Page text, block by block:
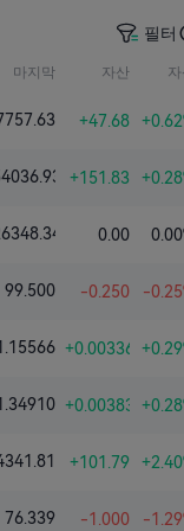
필터
마지막 자산
+47.68
Average
+151.83
Index
0.00
99.500 -0.250 -
+0.00336
Dollar
+0.00383
+101.79
76.339 -1.000 -